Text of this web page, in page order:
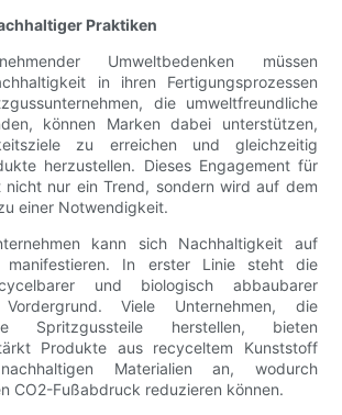
Praktiken
Umweltbedenken müssen
in ihren Fertigungsprozessen
die umweltfreundliche
können Marken dabei unterstützen,
zu erreichen und gleichzeitig
herzustellen. Dieses Engagement für
nicht nur ein Trend, sondern wird auf dem
einer Notwendigkeit.
kann sich Nachhaltigkeit auf
manifestieren. In erster Linie steht die
und biologisch abbaubarer
Viele Unternehmen, die
Spritzgussteile herstellen, bieten
Produkte aus recyceltem Kunststoff
Materialien an, wodurch
CO2-Fußabdruck reduzieren können.